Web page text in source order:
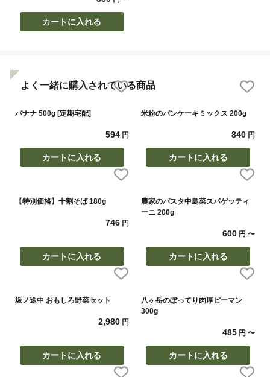
カートに入れる
よく一緒に購入されている商品
バナナ 500g [定期宅配]
594円
カートに入れる
米粉のパンケーキミックス 200g
840 円
カートに入れる
【特別価格】十割そば 180g
746円
カートに入れる
農家のパスタ中島菜スパゲッティ
ーニ 200g
600 円〜
カートに入れる
坂ノ途中 おもしろ野菜セット
2,980円
カートに入れる
八ヶ岳のぽってり肉厚ピーマン
300g
485 円〜
カートに入れる